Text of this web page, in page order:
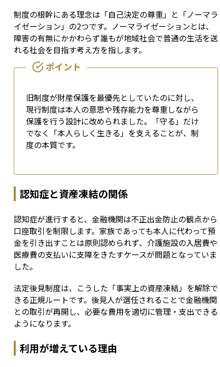
制度の根幹にある理念は「自己決定の尊重」と「ノーマラ
イゼーション」の2つです。ノーマライゼーションとは、
障害の有無にかかわらず誰もが地域社会で普通の生活を送
れる社会を目指す考え方を指します。
旧制度が財産保護を最優先としていたのに対し、
現行制度は本人の意思や残存能力を尊重しながら
保護を行う設計に改められました。「守る」だけ
でなく「本人らしく生きる」を支えることが、制
度の本質です。
認知症と資産凍結の関係
認知症が進行すると、金融機関は不正出金防止の観点から
口座取引を制限します。家族であっても本人に代わって預
金を引き出すことは原則認められず、介護施設の入居費や
医療費の支払いに支障をきたすケースが問題となっていま
した。
法定後見制度は、こうした「事実上の資産凍結」を解除で
きる正規ルートです。後見人が選任されることで金融機関
との取引が再開し、必要な費用を適切に管理・支出できる
ようになります。
利用が増えている理由